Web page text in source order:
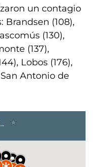
un contagio
Brandsen (108),
(130),
(137),
Lobos (176),
Antonio de